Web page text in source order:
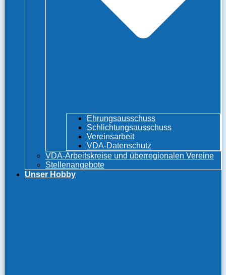
Ehrungsausschuss
Schlichtungsausschuss
Vereinsarbeit
VDA-Datenschutz
VDA-Arbeitskreise und überregionalen Vereine
Stellenangebote
Unser Hobby